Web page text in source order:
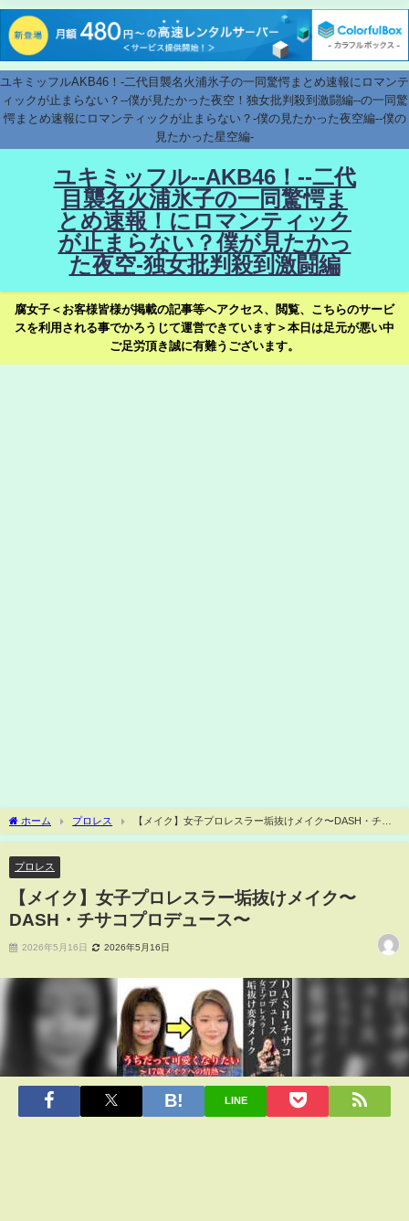
ユキミッフルAKB46！-二代目襲名火浦氷子の一同驚愕まとめ速報にロマンテ
ィックが止まらない？--僕が見たかった夜空！独女批判殺到激闘編--の一同驚
愕まとめ速報にロマンティックが止まらない？-僕の見たかった夜空編--僕の
見たかった星空編-
ユキミッフル--AKB46！--二代
目襲名火浦氷子の一同驚愕ま
とめ速報！にロマンティック
が止まらない？僕が見たかっ
た夜空-独女批判殺到激闘編
腐女子＜お客様皆様が掲載の記事等へアクセス、閲覧、こちらのサービ
スを利用される事でかろうじて運営できています＞本日は足元が悪い中
ご足労頂き誠に有難うございます。
ホーム プロレス
【メイク】女子プロレスラー垢抜けメイク〜DASH・チサ
コプロデュース〜
プロレス
【メイク】女子プロレスラー垢抜けメイク〜
DASH・チサコプロデュース〜
2026年5月16日 2026年5月16日
LINE